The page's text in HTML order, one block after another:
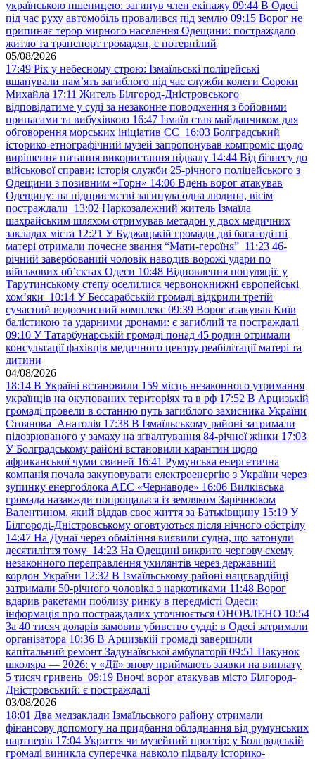
українською пшеницею: загинув член екіпажу 09:44 В Одесі
під час руху автомобіль провалився під землю 09:15 Ворог не
припиняє терор мирного населення Одещини: постраждало
житло та транспорт громадян, є потерпілий
05/08/2026
17:49 Рік у небесному строю: Ізмаїльські поліцейські
вшанували пам’ять загиблого під час служби колеги Сороки
Михайла 17:11 Житель Білгород-Дністровського
відповідатиме у суді за незаконне поводження з бойовими
припасами та вибухівкою 16:47 Ізмаїл став майданчиком для
обговорення морських ініціатив ЄС 16:03 Болградський
історико-етнографічний музей запропонував компроміс щодо
вирішення питання використання підвалу 14:44 Від бізнесу до
військової справи: історія служби 25-річного поліцейського з
Одещини з позивним «Горн» 14:06 Вдень ворог атакував
Одещину: на підприємстві загинула одна людина, вісім
постраждали 13:02 Наркозалежний житель Ізмаїла
шахрайським шляхом отримував метадон у двох медичних
закладах міста 12:21 У Буджацькій громади дві багатодітні
матері отримали почесне звання “Мати-героїня” 11:23 46-
річний завербований чоловік наводив ворожі удари по
військових обʼєктах Одеси 10:48 Відновлення популяції: у
Тарутинському степу оселилися червонокнижні європейські
хом’яки 10:14 У Бессарабській громаді відкрили третій
сучасний водоочисний комплекс 09:39 Ворог атакував Київ
балістикою та ударними дронами: є загиблий та постраждалі
09:10 У Татарбунарській громаді понад 45 родин отримали
консультації фахівців медичного центру реабілітації матері та
дитини
04/08/2026
18:14 В Україні встановили 159 місць незаконного утримання
українців на окупованих територіях та в рф 17:52 В Арцизькій
громаді провели в останню путь загиблого захисника України
Стоянова Анатолія 17:38 В Ізмаїльському районі затримали
підозрюваного у замаху на зґвалтування 84-річної жінки 17:03
У Болградському районі встановили карантин щодо
африканської чуми свиней 16:41 Румунська енергетична
компанія почала закуповувати електроенергію з України через
зупинку енергоблока АЕС «Чернаводе» 16:06 Вилківська
громада назавжди попрощалася із земляком Зарічнюком
Валентином, який віддав своє життя за Батьківщину 15:19 У
Білгороді-Дністровському оговтуються після нічного обстрілу
14:47 На Дунаї через обміління виявили судна, що затонули
десятиліття тому 14:23 На Одещині викрито чергову схему
незаконного переправлення ухилянтів через державний
кордон України 12:32 В Ізмаїльському районі нацгвардійці
затримали 50-річного чоловіка з наркотиками 11:48 Ворог
вдарив ракетами поблизу ринку в передмісті Одеси:
інформація про постраждалих уточнюється ОНОВЛЕНО 10:54
За 40 тисяч доларів замовив убивство судді: в Одесі затримали
організатора 10:36 В Арцизькій громаді завершили
капітальний ремонт Задунаївської амбулаторії 09:51 Пакунок
школяра — 2026: у «Дії» знову приймають заявки на виплату
5 тисяч гривень 09:19 Вночі ворог атакував місто Білгород-
Дністровський: є постраждалі
03/08/2026
18:01 Два медзаклади Ізмаїльського району отримали
фінансову допомогу на придбання обладнання від румунських
партнерів 17:04 Укриття чи музейний простір: у Болградській
громаді виникла суперечка навколо підвалу історико-